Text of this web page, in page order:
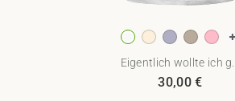
Eigentlich wollte ich g...
30,00€